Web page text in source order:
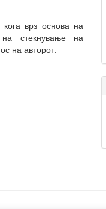
врз основа на
стекнување на
на авторот.